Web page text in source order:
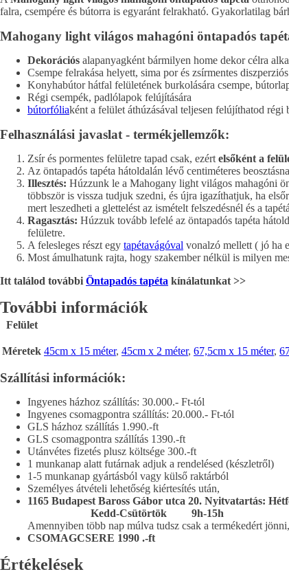
falra, csempére és bútorra is egyaránt felrakható. Gyakorlatilag
Mahogany light világos mahagóni öntapadós
Dekorációs alapanyagként bármilyen home dekor célra
Csempe felrakása helyett, sima por és zsírmentes
Konyhabútor hátfal felületének burkolására csempe,
Régi csempék, padlólapok felújítására
bútorfóliaként a felület áthúzásával teljesen felújíthatod régi
Felhasználási javaslat - termékjellemzők:
Zsír és pormentes felületre tapad csak, ezért elsőként a
Az öntapadós tapéta hátoldalán lévő centiméteres
Illesztés: Húzzunk le a Mahogany light világos mahagóni
többször is vissza tudjuk szedni, és újra igazíthatjuk, ha
mert leszedheti a glettelést az ismételt felszedésnél és a
Ragasztás: Húzzuk tovább lefelé az öntapadós tapéta
felületre.
A felesleges részt egy tapétavágóval vonalzó mellett ( jó ha
Most ámulhatunk rajta, hogy szakember nélkül is milyen
Itt találod további Öntapadós tapéta kínálatunkat >>
További információk
Felület
Méretek 45cm x 15 méter, 45cm x 2 méter, 67,5cm x 15 méter,
Szállítási információk:
Ingyenes házhoz szállítás: 30.000.- Ft-tól
Ingyenes csomagpontra szállítás: 20.000.- Ft-tól
GLS házhoz szállítás 1.990.-ft
GLS csomagpontra szállítás 1390.-ft
Utánvétes fizetés plusz költsége 300.-ft
1 munkanap alatt futárnak adjuk a rendelésed (készletről)
1-5 munkanap gyártásból vagy külső raktárból
Személyes átvételi lehetőség kiértesítés után,
1165 Budapest Baross Gábor utca 20. Nyitvatartás:
Kedd-Csütörtök 9h-15h
Amennyiben több nap múlva tudsz csak a termékedért
CSOMAGCSERE 1990 .-ft
Értékelések